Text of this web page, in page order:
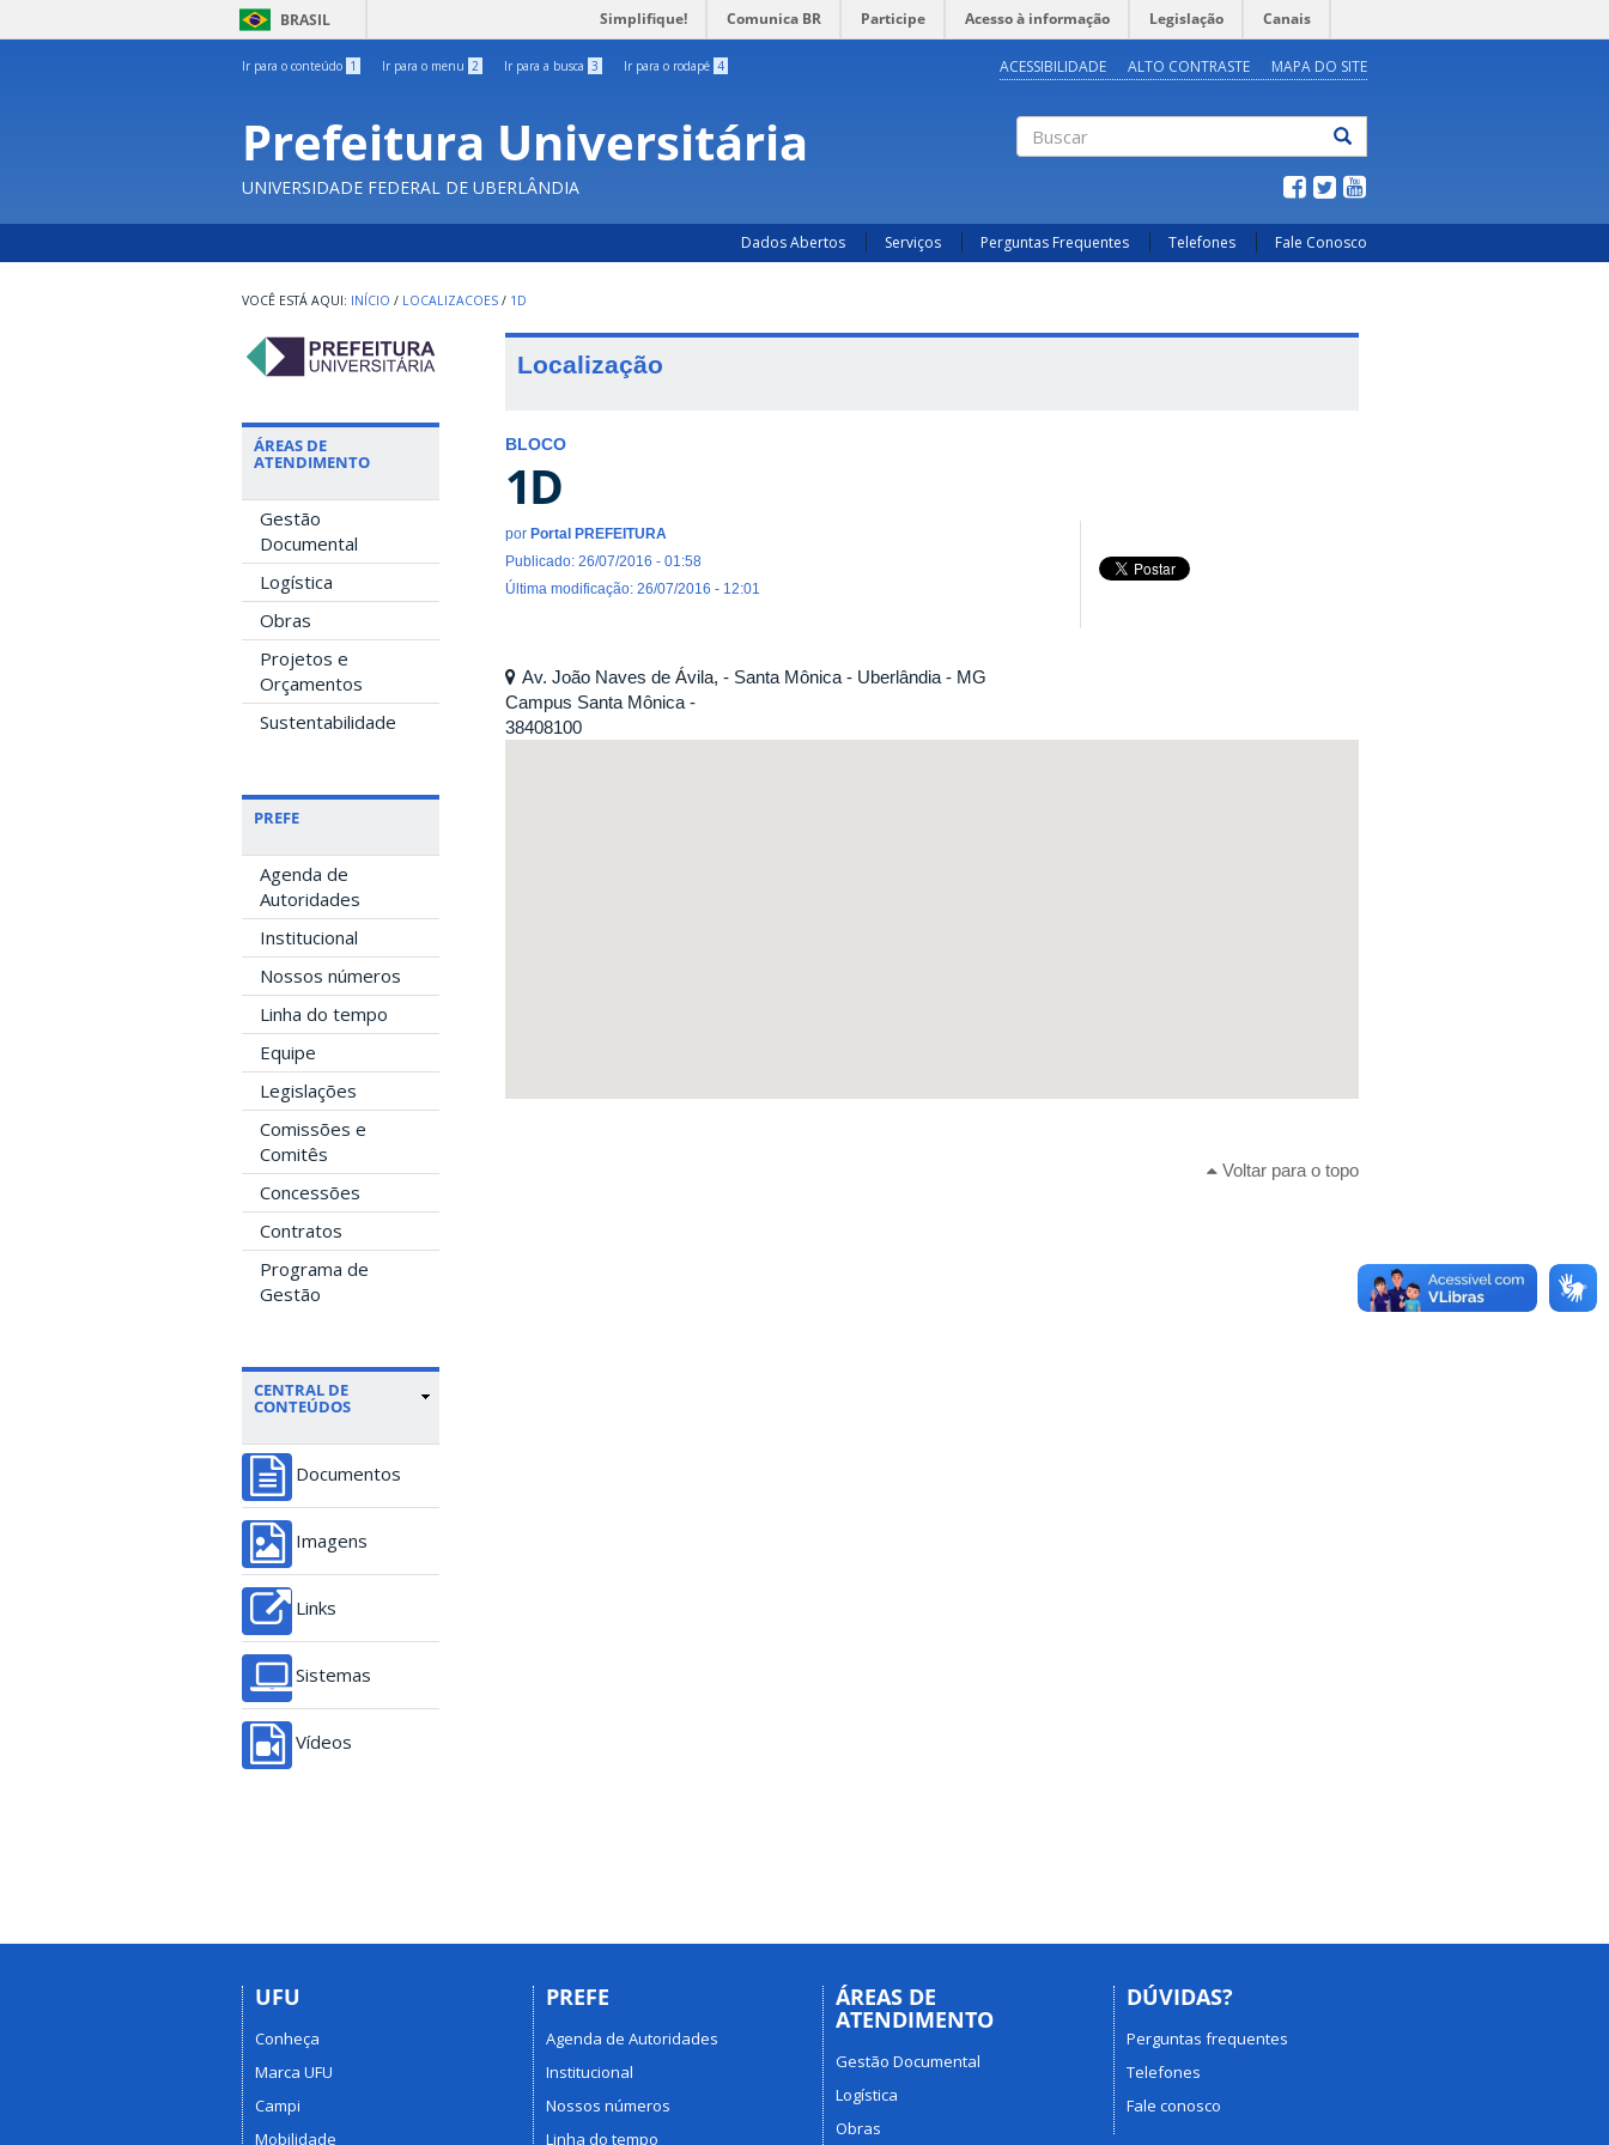
BRASIL Simplifique! Comunica BR Participe Acesso à informação Legislação Canais
Ir para o conteúdo 1 Ir para o menu 2 Ir para a busca 3 Ir para o rodapé 4 ACESSIBILIDADE ALTO CONTRASTE MAPA DO SITE
Prefeitura Universitária
UNIVERSIDADE FEDERAL DE UBERLÂNDIA
Dados Abertos Serviços Perguntas Frequentes Telefones Fale Conosco
INÍCIO / LOCALIZACOES / 1D
ÁREAS DE
ATENDIMENTO
Gestão
Documental
Logística
Obras
Projetos e
Orçamentos
Sustentabilidade
PREFE
Agenda de
Autoridades
Institucional
Nossos números
Linha do tempo
Equipe
Legislações
Comissões e
Comitês
Concessões
Contratos
Programa de
Gestão
CENTRAL DE
CONTEÚDOS
Documentos
Imagens
Links
Sistemas
Vídeos
Localização
BLOCO
1D
por Portal PREFEITURA
Publicado: 26/07/2016 - 01:58
Última modificação: 26/07/2016 - 12:01
Av. João Naves de Ávila, - Santa Mônica - Uberlândia - MG
Campus Santa Mônica -
38408100
Voltar para o topo
UFU
Conheça
Marca UFU
Campi
Mobilidade
PREFE
Agenda de Autoridades
Institucional
Nossos números
Linha do tempo
ÁREAS DE
ATENDIMENTO
Gestão Documental
Logística
Obras
DÚVIDAS?
Perguntas frequentes
Telefones
Fale conosco